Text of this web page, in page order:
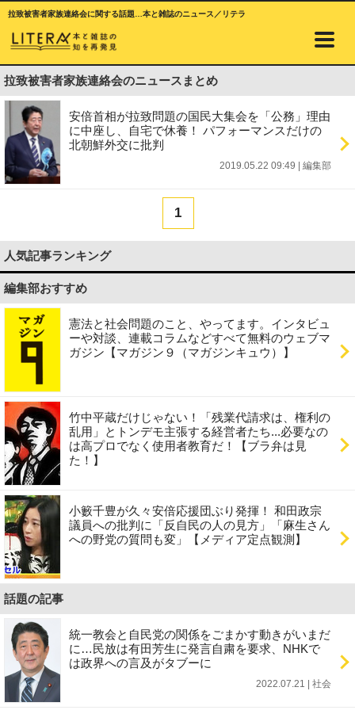
拉致被害者家族連絡会に関する話題…本と雑誌のニュース／リテラ
拉致被害者家族連絡会のニュースまとめ
安倍首相が拉致問題の国民大集会を「公務」理由
に中座し、自宅で休養！ パフォーマンスだけの
北朝鮮外交に批判
2019.05.22 09:49 編集部
1
人気記事ランキング
編集部おすすめ
憲法と社会問題のこと、やってます。インタビュ
ーや対談、連載コラムなどすべて無料のウェブマ
ガジン【マガジン９（マガジンキュウ）】
竹中平蔵だけじゃない！「残業代請求は、権利の
乱用」とトンデモ主張する経営者たち...必要なの
は高プロでなく使用者教育だ！【ブラ弁は見
た！】
小籔千豊が久々安倍応援団ぶり発揮！ 和田政宗
議員への批判に「反自民の人の見方」「麻生さん
への野党の質問も変」【メディア定点観測】
話題の記事
統一教会と自民党の関係をごまかす動きがいまだ
に…民放は有田芳生に発言自粛を要求、NHKで
は政界への言及がタブーに
2022.07.21 | 社会